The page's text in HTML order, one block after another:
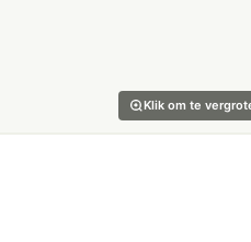
Klik om te